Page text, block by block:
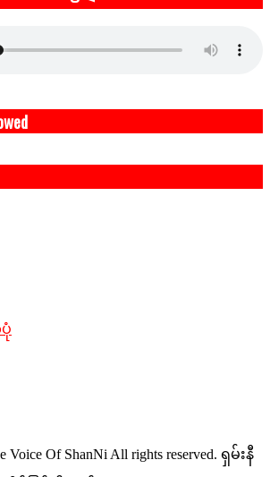
Voice Of ShanNi All rights reserved. ရှမ်းနီ